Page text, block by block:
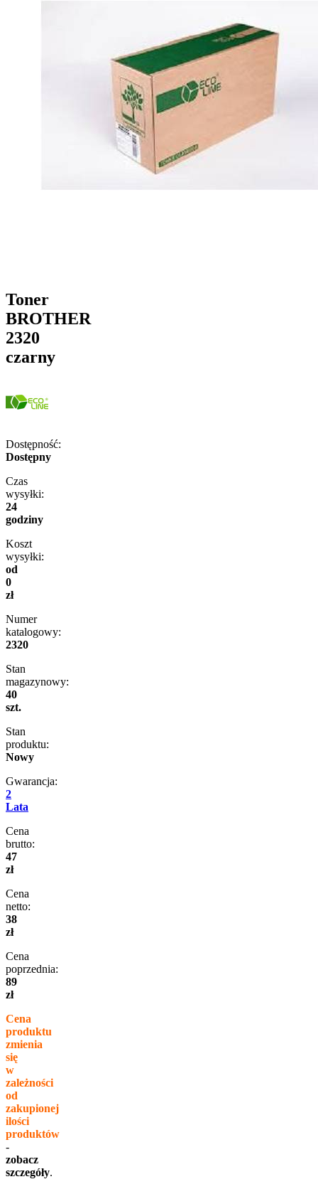
Toner
BROTHER
2320
czarny
Dostępność:
Dostępny
Czas
wysyłki:
24
godziny
Koszt
wysyłki:
od
0
zł
Numer
katalogowy:
2320
Stan
magazynowy:
40
szt.
Stan
produktu:
Nowy
Gwarancja:
2
Lata
Cena
brutto:
47
zł
Cena
netto:
38
zł
Cena
poprzednia:
89
zł
Cena
produktu
zmienia
się
w
zależności
od
zakupionej
ilości
produktów
-
zobacz
szczegóły.